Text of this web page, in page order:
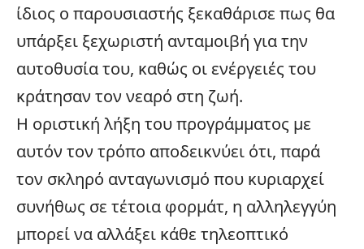
ίδιος ο παρουσιαστής ξεκαθάρισε πως θα
υπάρξει ξεχωριστή ανταμοιβή για την
αυτοθυσία του, καθώς οι ενέργειές του
κράτησαν τον νεαρό στη ζωή.
Η οριστική λήξη του προγράμματος με
αυτόν τον τρόπο αποδεικνύει ότι, παρά
τον σκληρό ανταγωνισμό που κυριαρχεί
συνήθως σε τέτοια φορμάτ, η αλληλεγγύη
μπορεί να αλλάξει κάθε τηλεοπτικό